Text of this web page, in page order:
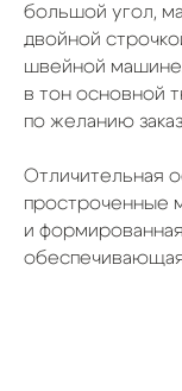
большой угол,
двойной
швейной
в тон основной
по желанию
Отличительная
простроченные
и